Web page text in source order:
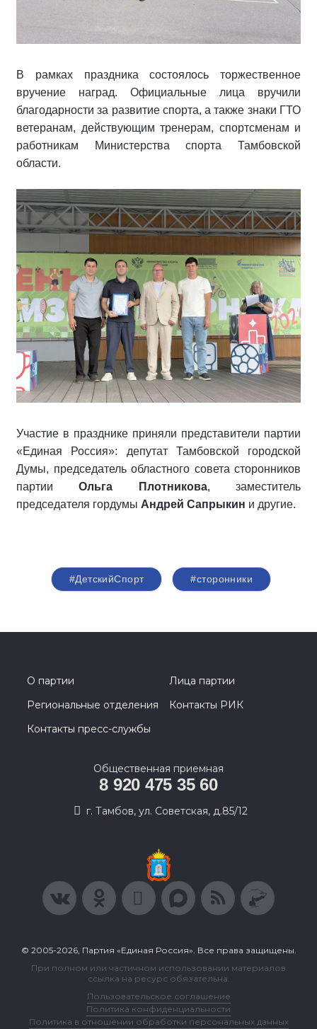
В рамках праздника состоялось торжественное
вручение наград. Официальные лица вручили
благодарности за развитие спорта, а также знаки ГТО
ветеранам, действующим тренерам, спортсменам и
работникам Министерства спорта Тамбовской
области.
Участие в празднике приняли представители партии
«Единая Россия»: депутат Тамбовской городской
Думы, председатель областного совета сторонников
партииОльга Плотникова, заместитель
председателя гордумы Андрей Сапрыкин и другие.
#ДетскийСпорт #сторонники
О партии
Лица партии
Региональные отделения
Контакты РИК
Контакты пресс-службы
Общественная приемная
8 920 475 35 60
г. Тамбов, ул. Советская, д.85/12
© 2005-2026, Партия «Единая Россия». Все права защищены.
При полном или частичном использовании материалов
ссылка на ресурс обязательна.
Пользовательское соглашение
Политика конфиденциальности
Политика в отношении обработки персональных данных